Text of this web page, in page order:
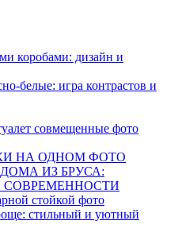
коробами: дизайн и
белые: игра контрастов и
совмещенные фото
НА ОДНОМ ФОТО
ИЗ БРУСА:
СОВРЕМЕННОСТИ
стойкой фото
стильный и уютный